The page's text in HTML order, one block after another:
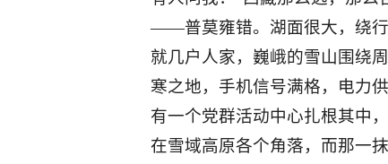
——普莫雍错。湖面很大，绕行
就几户人家，巍峨的雪山围绕
寒之地，手机信号满格，电力
有一个党群活动中心扎根其中
在雪域高原各个角落，而那一